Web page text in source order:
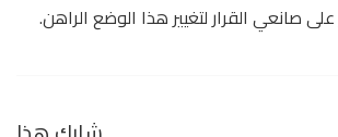
على صانعي القرار لتغيير هذا الوضع الراهن.